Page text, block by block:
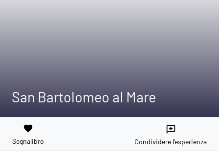
San Bartolomeo al Mare
favorite
Segnalibro
reviews
Condividere l'esperienza